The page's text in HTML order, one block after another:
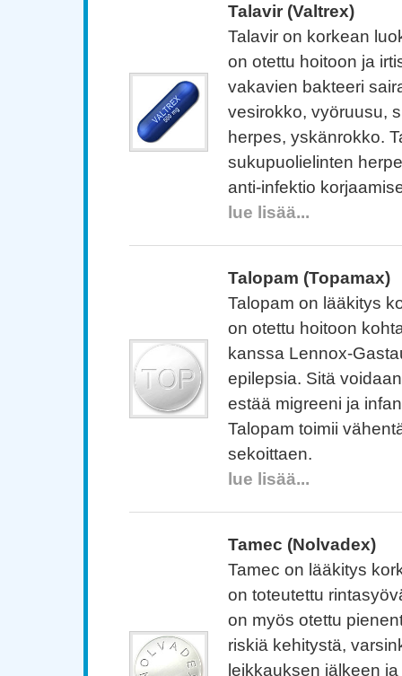
Talavir (Valtrex)
Talavir on korkean
on otettu hoitoon ja
vakavien bakteeri
vesirokko, vyöruusu,
herpes, yskänrokko.
sukupuolielinten
anti-infektio
lue lisää...
Talopam (Topamax)
Talopam on lääkitys
on otettu hoitoon
kanssa Lennox-
epilepsia. Sitä
estää migreeni ja
Talopam toimii
sekoittaen.
lue lisää...
Tamec (Nolvadex)
Tamec on lääkitys
on toteutettu
on myös otettu
riskiä kehitystä,
leikkauksen jälkeen